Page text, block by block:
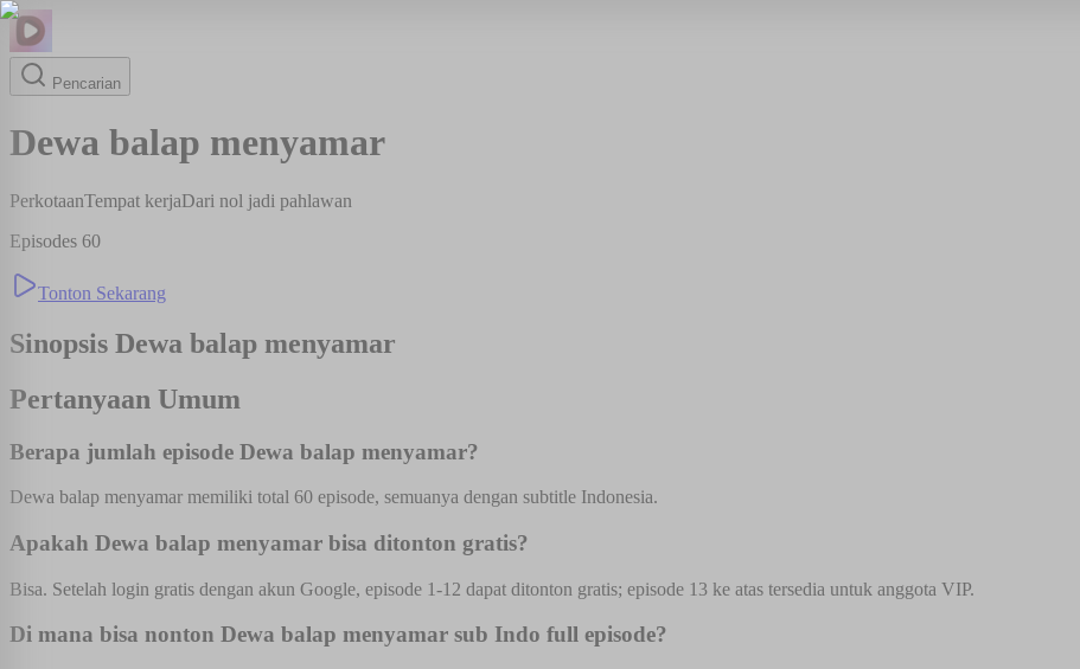
Pencarian
Dewa balap menyamar
PerkotaanTempat kerjaDari nol jadi pahlawan
Episodes 60
Tonton Sekarang
Sinopsis Dewa balap menyamar
Pertanyaan Umum
Berapa jumlah episode Dewa balap menyamar?
Dewa balap menyamar memiliki total 60 episode, semuanya dengan subtitle Indonesia.
Apakah Dewa balap menyamar bisa ditonton gratis?
Bisa. Setelah login gratis dengan akun Google, episode 1-12 dapat ditonton gratis; episode 13 ke atas tersedia untuk anggota VIP.
Di mana bisa nonton Dewa balap menyamar sub Indo full episode?